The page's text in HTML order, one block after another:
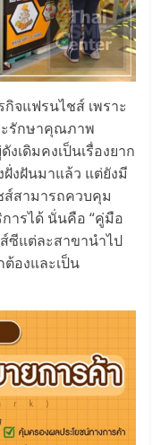
จแฟรนไชส์ เพราะ
รักษาคุณภาพ
เดิมคงเป็นเรื่องยาก
งฝันมาแล้ว แต่ยังมี
ส์สามารถควบคุม
ารได้ นั่นคือ “คู่มือ
ซีแต่ละสาขานำไป
องและเป็น